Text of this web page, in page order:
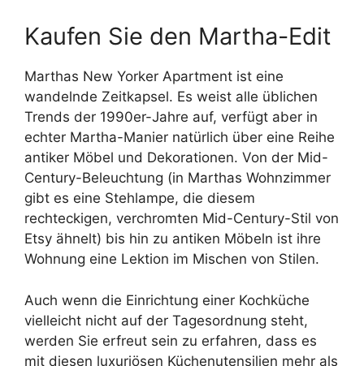
Kaufen Sie den Martha-Edit
Marthas New Yorker Apartment ist eine
wandelnde Zeitkapsel. Es weist alle üblichen
Trends der 1990er-Jahre auf, verfügt aber in
echter Martha-Manier natürlich über eine Reihe
antiker Möbel und Dekorationen. Von der Mid-
Century-Beleuchtung (in Marthas Wohnzimmer
gibt es eine Stehlampe, die diesem
rechteckigen, verchromten Mid-Century-Stil von
Etsy ähnelt) bis hin zu antiken Möbeln ist ihre
Wohnung eine Lektion im Mischen von Stilen.
Auch wenn die Einrichtung einer Kochküche
vielleicht nicht auf der Tagesordnung steht,
werden Sie erfreut sein zu erfahren, dass es
mit diesen luxuriösen Küchenutensilien mehr als